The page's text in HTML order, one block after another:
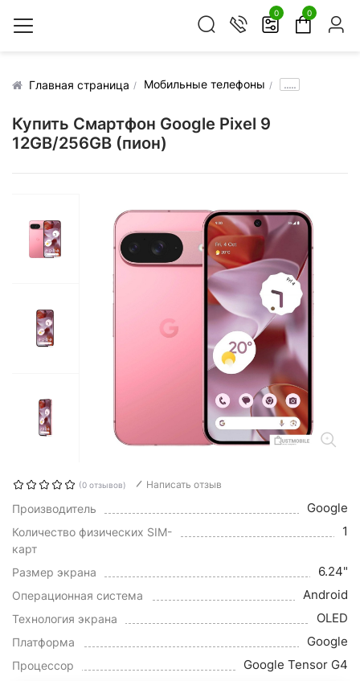
0 0
Главная страница Мобильные телефоны .....
Купить Смартфон Google Pixel 9
12GB/256GB (пион)
(0 отзывов) Написать отзыв
Производитель Google
Количество физических SIM-
карт
1
Размер экрана 6.24"
Операционная система Android
Технология экрана OLED
Платформа Google
Процессор Google Tensor G4